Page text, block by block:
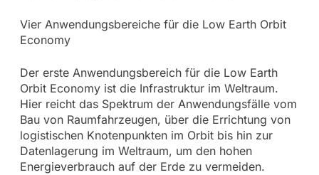
Vier Anwendungsbereiche für die Low Earth Orbit
Economy
Der erste Anwendungsbereich für die Low Earth
Orbit Economy ist die Infrastruktur im Weltraum.
Hier reicht das Spektrum der Anwendungsfälle vom
Bau von Raumfahrzeugen, über die Errichtung von
logistischen Knotenpunkten im Orbit bis hin zur
Datenlagerung im Weltraum, um den hohen
Energieverbrauch auf der Erde zu vermeiden.